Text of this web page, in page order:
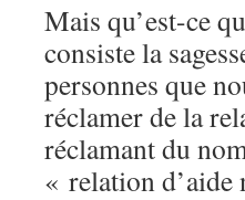
Mais qu’est-ce
consiste la
personnes que
réclamer de la
réclamant du
« relation